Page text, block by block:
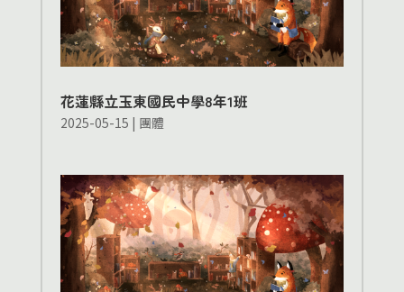
花蓮縣立玉東國民中學8年1班
2025-05-15 | 團體